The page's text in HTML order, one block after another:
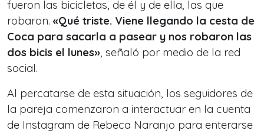
fueron las bicicletas, de él y de ella, las que
robaron. «Qué triste. Viene llegando la cesta de
Coca para sacarla a pasear y nos robaron las
dos bicis el lunes», señaló por medio de la red
social.
Al percatarse de esta situación, los seguidores de
la pareja comenzaron a interactuar en la cuenta
de Instagram de Rebeca Naranjo para enterarse